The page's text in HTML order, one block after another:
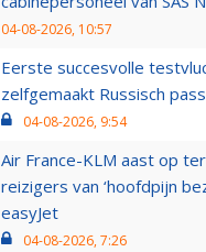
04-08-2026, 10:57
Eerste succesvolle
zelfgemaakt Russisch
04-08-2026, 9:54
Air France-KLM aast op
reizigers van ‘hoofdpijn
easyJet
04-08-2026, 7:26